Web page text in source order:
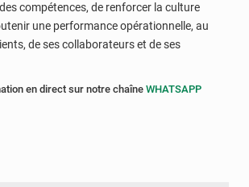
compétences, de renforcer la culture
une performance opérationnelle, au
de ses collaborateurs et de ses
en direct sur notre chaîne WHATSAPP